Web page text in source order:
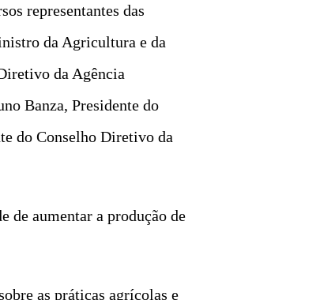
representantes das
da Agricultura e da
da Agência
Banza, Presidente do
do Conselho Diretivo da
de aumentar a produção de
as práticas agrícolas e